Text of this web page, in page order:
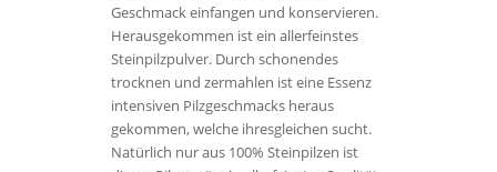
Geschmack einfangen und konservieren.
Herausgekommen ist ein allerfeinstes
Steinpilzpulver. Durch schonendes
trocknen und zermahlen ist eine Essenz
intensiven Pilzgeschmacks heraus
gekommen, welche ihresgleichen sucht.
Natürlich nur aus 100% Steinpilzen ist